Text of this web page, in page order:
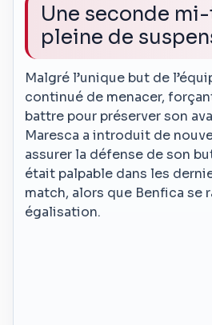
Une seconde
pleine de
Malgré l’unique but de
continué de menacer,
battre pour préserver son
Maresca a introduit de
assurer la défense de son
était palpable dans les
match, alors que Benfica se
égalisation.